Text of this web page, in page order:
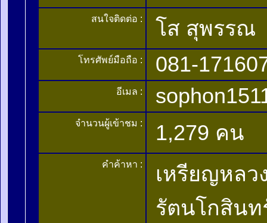
สนใจติดต่อ : โส สุพรรณ
โทรศัพย์มือถือ : 081-
อีเมล :
จำนวนผู้เข้าชม : 1,279 คน
คำค้าหา :
เหรียญหลว
รัตนโกสิน